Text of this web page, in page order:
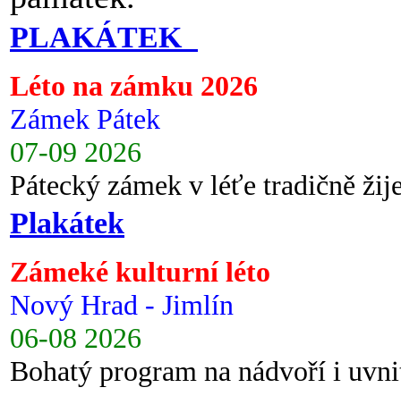
PLAKÁTEK
Léto na zámku 2026
Zámek Pátek
07-09 2026
Pátecký zámek v léťe tradičně
Plakátek
Zámeké kulturní léto
Nový Hrad - Jimlín
06-08 2026
Bohatý program na nádvoří i